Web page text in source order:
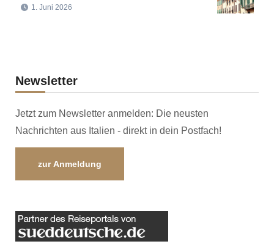
1. Juni 2026
Newsletter
Jetzt zum Newsletter anmelden: Die neusten
Nachrichten aus Italien - direkt in dein Postfach!
zur Anmeldung